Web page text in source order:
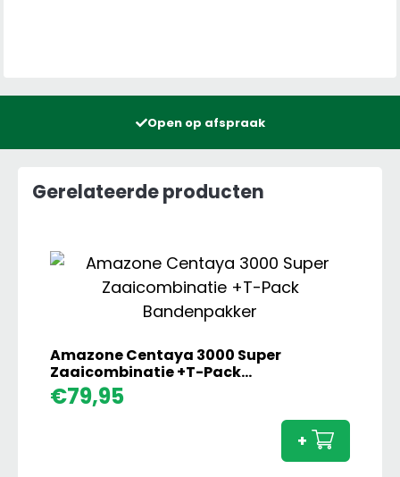
Open op afspraak
Gerelateerde producten
Amazone Centaya 3000 Super
Zaaicombinatie +T-Pack
Bandenpakker
€79,95
Super
+